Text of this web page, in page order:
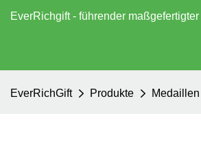
EverRichgift - führender
EverRichGift Produkte Medaillen